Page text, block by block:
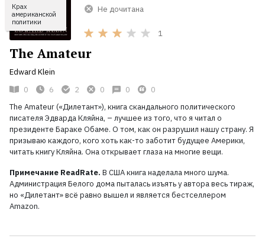
Крах
американской
политики
Не дочитана
1
The Amateur
Edward Klein
0
6 2 0 0
0
The Amateur («Дилетант»), книга скандального политического
писателя Эдварда Кляйна, – лучшее из того, что я читал о
президенте Бараке Обаме. О том, как он разрушил нашу страну. Я
призываю каждого, кого хоть как-то заботит будущее Америки,
читать книгу Кляйна. Она открывает глаза на многие вещи.
Примечание ReadRate. В США книга наделала много шума.
Администрация Белого дома пыталась изъять у автора весь тираж,
но «Дилетант» всё равно вышел и является бестселлером
Amazon.